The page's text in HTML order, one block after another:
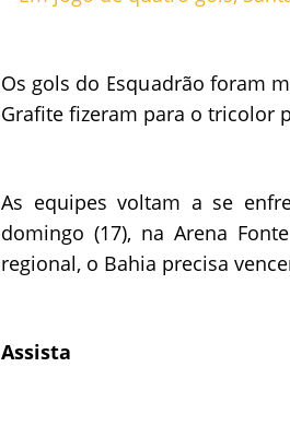
Os gols do Esquadrão foram
Grafite fizeram para o tricolor
As equipes voltam a se
domingo (17), na Arena
regional, o Bahia precisa
Assista